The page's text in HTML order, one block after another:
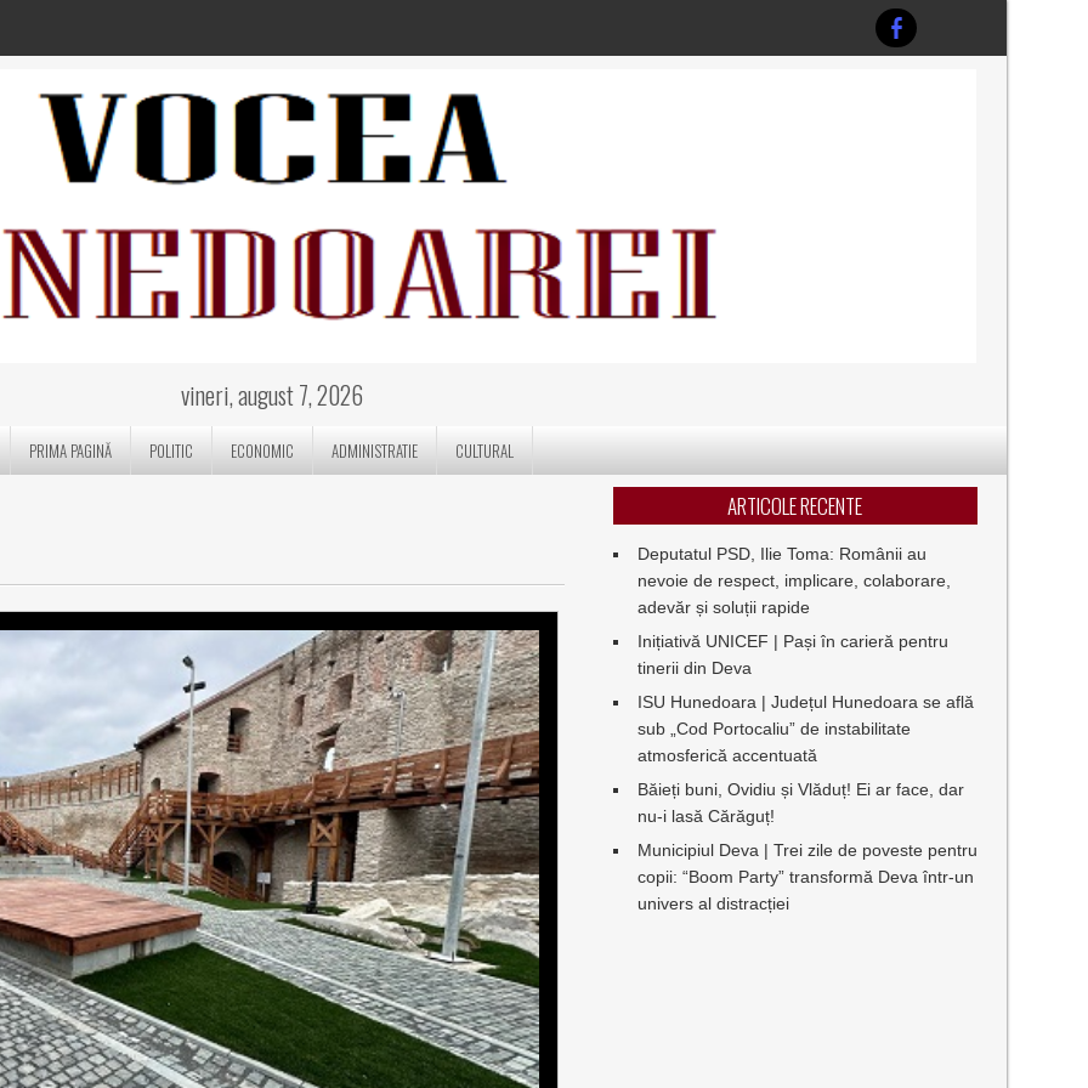
vineri, august 7, 2026
PRIMA PAGINĂ POLITIC ECONOMIC ADMINISTRATIE CULTURAL
ARTICOLE RECENTE
Deputatul PSD, Ilie Toma: Românii au
nevoie de respect, implicare, colaborare,
adevăr și soluții rapide
Inițiativă UNICEF | Pași în carieră pentru
tinerii din Deva
ISU Hunedoara | Județul Hunedoara se află
sub „Cod Portocaliu” de instabilitate
atmosferică accentuată
Băieți buni, Ovidiu și Vlăduț! Ei ar face, dar
nu-i lasă Cărăguț!
Municipiul Deva | Trei zile de poveste pentru
copii: “Boom Party” transformă Deva într-un
univers al distracției